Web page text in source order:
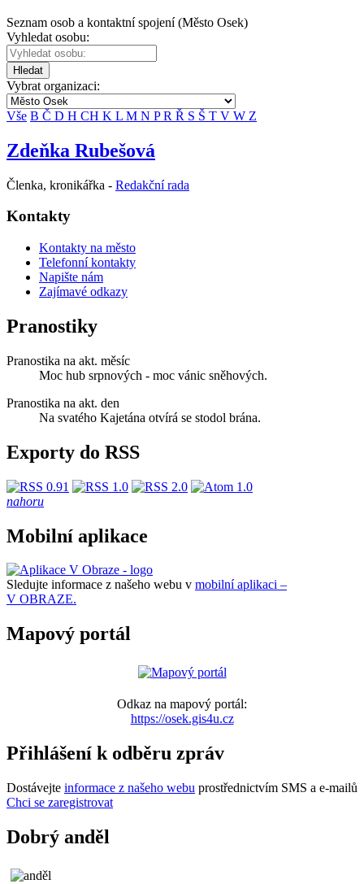
Seznam osob a kontaktní spojení (Město Osek)
Vyhledat osobu:
Hledat
Vybrat organizaci:
Vše B Č D H CH K L M N PR Ř S Š T V W Z
Zdeňka Rubešová
Členka, kronikářka - Redakční rada
Kontakty
Kontakty na město
Telefonní kontakty
Napište nám
Zajímavé odkazy
Pranostiky
Pranostika na akt. měsíc
Moc hub srpnových - moc vánic sněhových.
Pranostika na akt. den
Na svatého Kajetána otvírá se stodol brána.
Exporty do RSS
nahoru
Mobilní aplikace
Sledujte informace z našeho webu v mobilní aplikaci –
V OBRAZE.
Mapový portál
Odkaz na mapový portál:
https://osek.gis4u.cz
Přihlášení k odběru zpráv
Dostávejte informace z našeho webu prostřednictvím SMS a e-mailů
Chci se zaregistrovat
Dobrý anděl